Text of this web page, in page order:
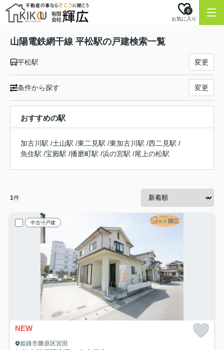
お気に入り
0
山陽電鉄網干線 平松駅の戸建検索一覧
平松駅 変更
条件から探す 変更
おすすめの駅
加古川駅 /土山駅 /東二見駅 /東加古川駅 /西二見駅 /
魚住駅 /宝殿駅 /播磨町駅 /浜の宮駅 /尾上の松駅
1件
中古一戸建
NEW
姫路市勝原区宮田